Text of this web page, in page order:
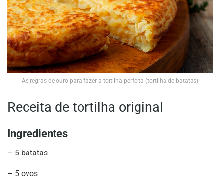
As regras de ouro para fazer a tortilha perfeita (tortilha de batatas)
Receita de tortilha original
Ingredientes
– 5 batatas
– 5 ovos